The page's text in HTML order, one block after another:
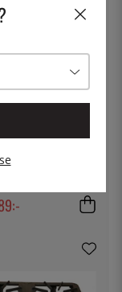
ugnssäkert galler,